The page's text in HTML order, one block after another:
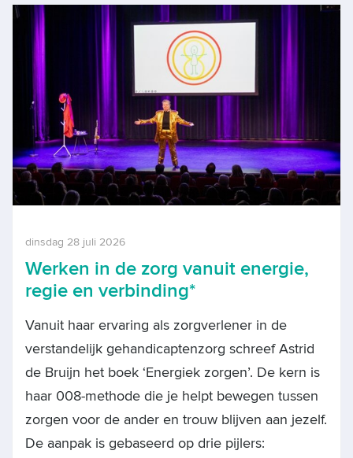
dinsdag 28 juli 2026
Werken in de zorg vanuit energie,
regie en verbinding*
Vanuit haar ervaring als zorgverlener in de
verstandelijk gehandicaptenzorg schreef Astrid
de Bruijn het boek ‘Energiek zorgen’. De kern is
haar 008-methode die je helpt bewegen tussen
zorgen voor de ander en trouw blijven aan jezelf.
De aanpak is gebaseerd op drie pijlers: